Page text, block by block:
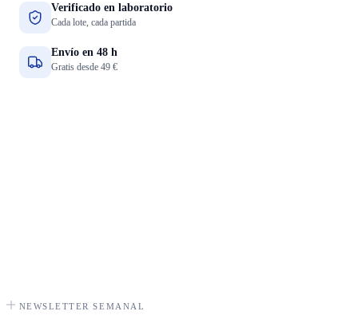
Verificado en laboratorio
Cada lote, cada partida
Envío en 48 h
Gratis desde 49 €
NEWSLETTER SEMANAL